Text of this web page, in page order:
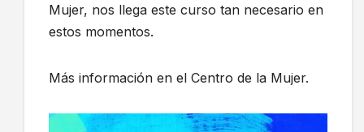
Mujer, nos llega este curso tan necesario en
estos momentos.
Más información en el Centro de la Mujer.